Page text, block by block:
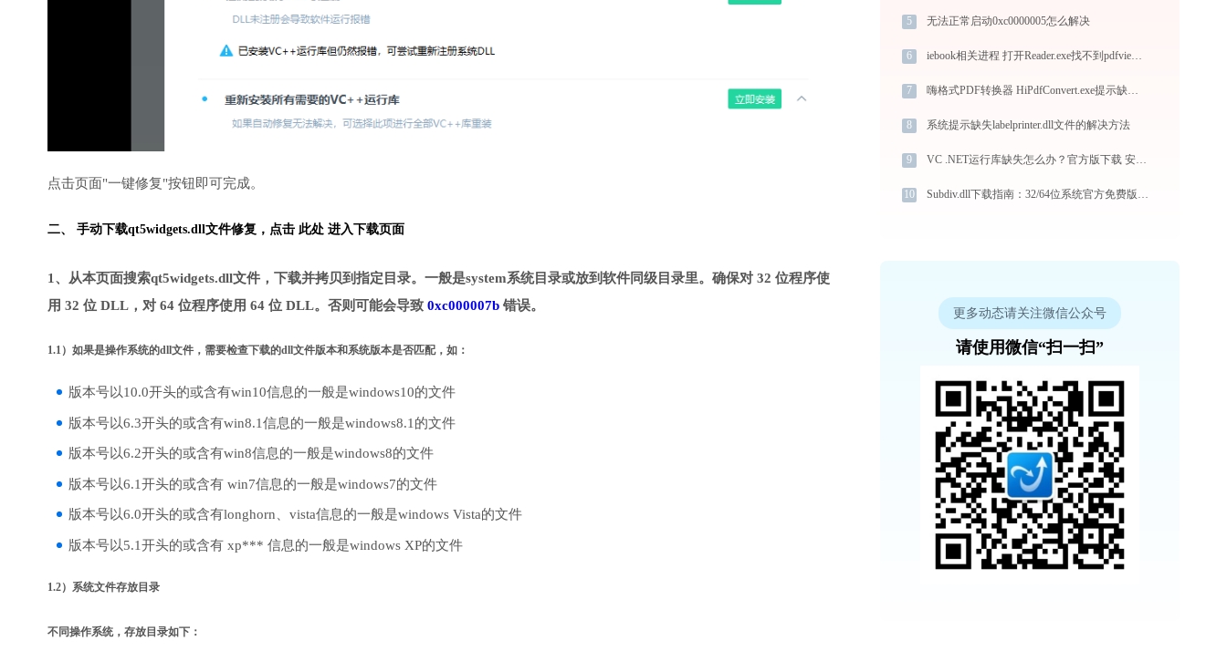
点击页面"一键修复"按钮即可完成。
二、 手动下载qt5widgets.dll文件修复， 点击 此处 进入下载页面
1、从本页面搜索qt5widgets.dll文件，下载并拷贝到指定目录。一般是system系统目录或放到软件同级目录里。确保对 32 位程序使
用 32 位 DLL，对 64 位程序使用 64 位 DLL。否则可能会导致 0xc000007b 错误。
1.1）如果是操作系统的dll文件，需要检查下载的dll文件版本和系统版本是否匹配，如：
版本号以10.0开头的或含有win10信息的一般是windows10的文件
版本号以6.3开头的或含有win8.1信息的一般是windows8.1的文件
版本号以6.2开头的或含有win8信息的一般是windows8的文件
版本号以6.1开头的或含有 win7信息的一般是windows7的文件
版本号以6.0开头的或含有longhorn、vista信息的一般是windows Vista的文件
版本号以5.1开头的或含有 xp*** 信息的一般是windows XP的文件
1.2）系统文件存放目录
不同操作系统，存放目录如下：
5 无法正常启动0xc0000005怎么解决
6 iebook相关进程 打开Reader.exe找不到pdfviewer.dll怎么办
7 嗨格式PDF转换器 HiPdfConvert.exe提示缺少mglobal.dll文件的解决办法
8 系统提示缺失labelprinter.dll文件的解决方法
9 VC .NET运行库缺失怎么办？官方版下载 安装方法
10 Subdiv.dll下载指南：32/64位系统官方免费版DLL文件修复教程
更多动态请关注微信公众号
请使用微信“扫一扫”